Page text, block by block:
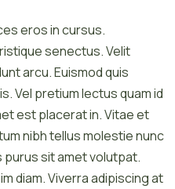
eros in cursus.
senectus. Velit
arcu. Euismod quis
Vel pretium lectus quam id
est placerat in. Vitae et
nibh tellus molestie nunc
sit amet volutpat.
diam. Viverra adipiscing at